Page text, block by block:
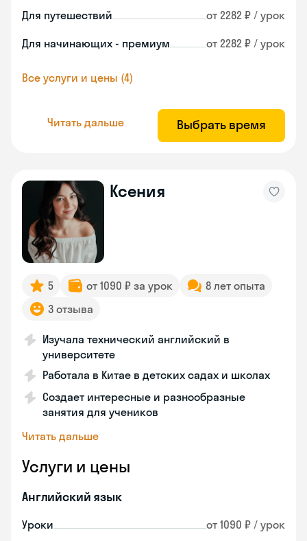
Для путешествий от 2282 ₽ / урок
Для начинающих - премиум от 2282 ₽ / урок
Все услуги и цены (4)
Читать дальше Выбрать время
Ксения
5 от 1090 ₽ за урок
8 лет опыта
3 отзыва
Изучала технический английский в
университете
Работала в Китае в детских садах и школах
Создает интересные и разнообразные
занятия для учеников
Читать дальше
Услуги и цены
Английский язык
Уроки от 1090 ₽ / урок